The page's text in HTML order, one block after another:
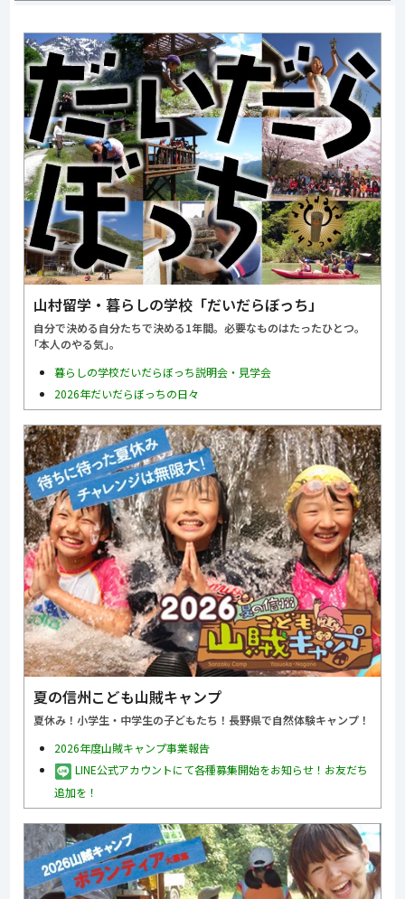
山村留学・暮らしの学校「だいだらぼっち」
自分で決める自分たちで決める1年間。必要なものはたったひとつ。
｢本人のやる気｣。
暮らしの学校だいだらぼっち説明会・見学会
2026年だいだらぼっちの日々
夏の信州こども山賊キャンプ
夏休み！小学生・中学生の子どもたち！長野県で自然体験キャンプ！
2026年度山賊キャンプ事業報告
LINE公式アカウントにて各種募集開始をお知らせ！お友だち
追加を！